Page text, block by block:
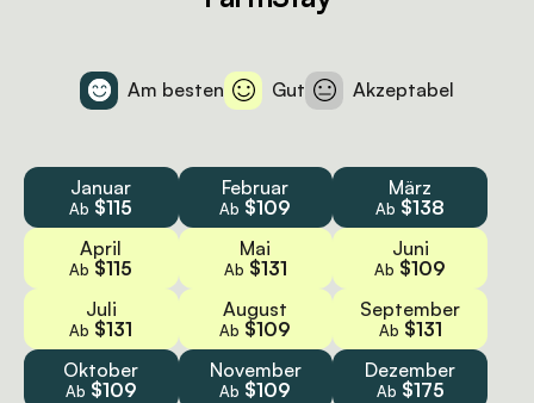
Am besten Gut Akzeptabel
Januar
Ab $115
Februar
Ab $109
März
Ab $138
April
Ab $115
Mai
Ab $131
Juni
Ab $109
Juli
Ab $131
August
Ab $109
September
Ab $131
Oktober
Ab $109
November
Ab $109
Dezember
Ab $175